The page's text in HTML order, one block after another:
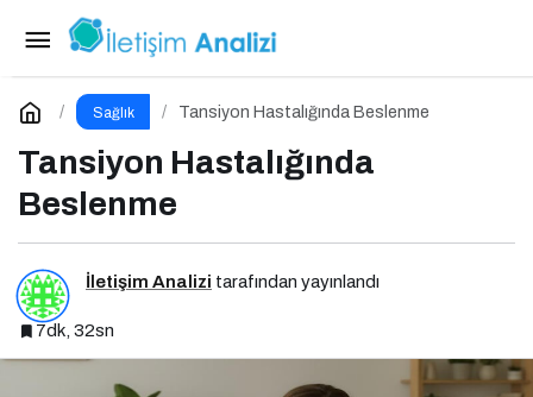
Sağlık Tansiyon Hastalığında Beslenme
Tansiyon Hastalığında
Beslenme
İletişim Analizi tarafından yayınlandı
7dk, 32sn
Diyabette Beslenme